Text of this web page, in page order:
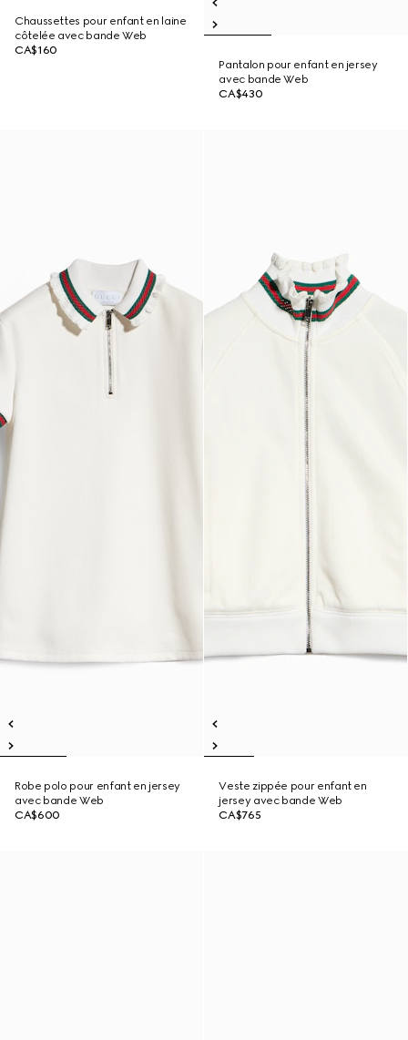
Chaussettes pour enfant en laine
côtelée avec bande Web
CA$160
Pantalon pour enfant en jersey
avec bande Web
CA$430
Robe polo pour enfant en jersey
avec bande Web
CA$600
Veste zippée pour enfant en
jersey avec bande Web
CA$765